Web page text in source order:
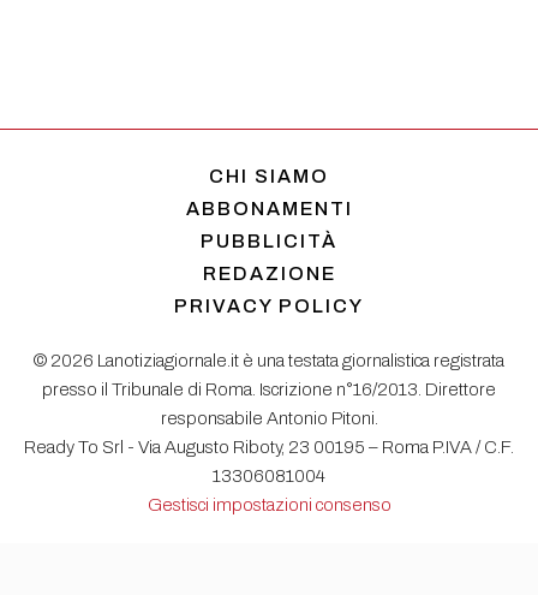
CHI SIAMO
ABBONAMENTI
PUBBLICITÀ
REDAZIONE
PRIVACY POLICY
© 2026 Lanotiziagiornale.it è una testata giornalistica registrata
presso il Tribunale di Roma. Iscrizione n°16/2013. Direttore
responsabile Antonio Pitoni.
Ready To Srl - Via Augusto Riboty, 23 00195 – Roma P.IVA / C.F.
13306081004
Gestisci impostazioni consenso